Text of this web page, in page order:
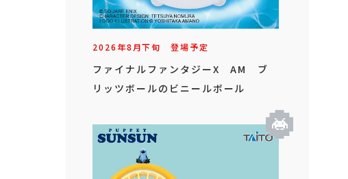
2026年8月下旬 登場予定
ファイナルファンタジーX AM ブ
リッツボールのビニールボール